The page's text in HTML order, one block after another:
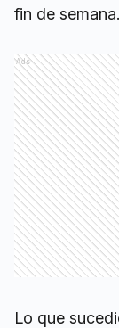
fin de semana.
Ads
Lo que